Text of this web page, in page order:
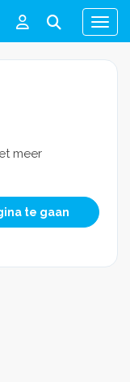
Menu
meer
te gaan